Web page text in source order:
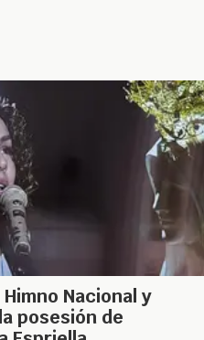
Nacional y
posesión de